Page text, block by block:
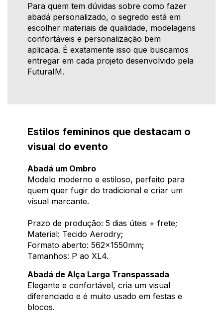
Para quem tem dúvidas sobre como fazer
abadá personalizado, o segredo está em
escolher materiais de qualidade, modelagens
confortáveis e personalização bem
aplicada. É exatamente isso que buscamos
entregar em cada projeto desenvolvido pela
FuturaIM.
Estilos femininos que destacam o
visual do evento
Abadá um Ombro
Modelo moderno e estiloso, perfeito para
quem quer fugir do tradicional e criar um
visual marcante.
Prazo de produção: 5 dias úteis + frete;
Material: Tecido Aerodry;
Formato aberto: 562x1550mm;
Tamanhos: P ao XL4.
Abadá de Alça Larga Transpassada
Elegante e confortável, cria um visual
diferenciado e é muito usado em festas e
blocos.